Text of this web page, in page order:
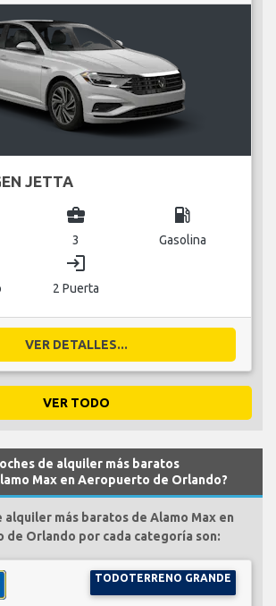
JETTA
business_center
3
local_gas_station
Gasolina
login
2 Puerta
VER DETALLES...
VER TODO
de alquiler más baratos
Max en Aeropuerto de Orlando?
alquiler más baratos de Alamo Max en
de Orlando por cada categoría son:
TODOTERRENO GRANDE